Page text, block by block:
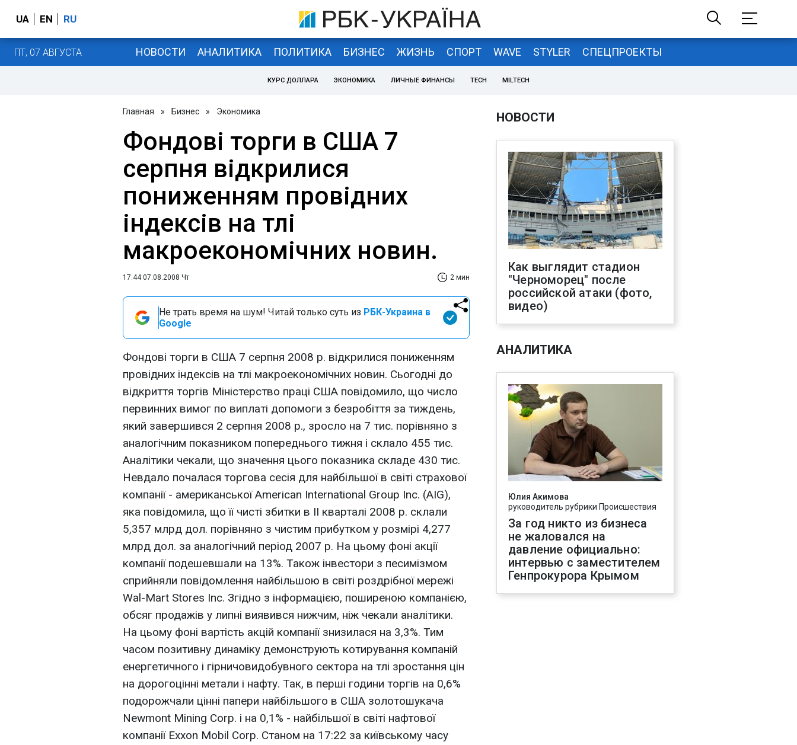
UA EN RU
ПТ, 07 АВГУСТА НОВОСТИ АНАЛИТИКА ПОЛИТИКА БИЗНЕС ЖИЗНЬ СПОРТ WAVE STYLER СПЕЦПРОЕКТЫ
КУРС ДОЛЛАРА ЭКОНОМИКА ЛИЧНЫЕ ФИНАНСЫ TECH MILTECH
Главная » Бизнес » Экономика
Фондові торги в США 7
серпня відкрилися
пониженням провідних
індексів на тлі
макроекономічних новин.
17:44 07.08.2008 Чт 2 мин
Не трать время на шум! Читай только суть из РБК-Украина в
Google
Фондові торги в США 7 серпня 2008 р. відкрилися пониженням
провідних індексів на тлі макроекономічних новин. Сьогодні до
відкриття торгів Міністерство праці США повідомило, що число
первинних вимог по виплаті допомоги з безробіття за тиждень,
який завершився 2 серпня 2008 р., зросло на 7 тис. порівняно з
аналогічним показником попереднього тижня і склало 455 тис.
Аналітики чекали, що значення цього показника складе 430 тис.
Невдало почалася торгова сесія для найбільшої в світі страхової
компанії - американської American International Group Inc. (AIG),
яка повідомила, що її чисті збитки в II кварталі 2008 р. склали
5,357 млрд дол. порівняно з чистим прибутком у розмірі 4,277
млрд дол. за аналогічний період 2007 р. На цьому фоні акції
компанії подешевшали на 13%. Також інвестори з песимізмом
сприйняли повідомлення найбільшою в світі роздрібної мережі
Wal-Mart Stores Inc. Згідно з інформацією, поширеною компанією,
обсяг продажів у липні виявився нижчим, ніж чекали аналітики.
На цьому фоні вартість акцій компанії знизилася на 3,3%. Тим
часом позитивну динаміку демонструють котирування компаній
енергетичного і гірничовидобувного сектора на тлі зростання цін
на дорогоцінні метали і нафту. Так, в перші години торгів на 0,6%
подорожчали цінні папери найбільшого в США золотошукача
Newmont Mining Corp. і на 0,1% - найбільшої в світі нафтової
компанії Exxon Mobil Corp. Станом на 17:22 за київському часу
НОВОСТИ
Как выглядит стадион
"Черноморец" после
российской атаки (фото,
видео)
АНАЛИТИКА
Юлия Акимова
руководитель рубрики Происшествия
За год никто из бизнеса
не жаловался на
давление официально:
интервью с заместителем
Генпрокурора Крымом